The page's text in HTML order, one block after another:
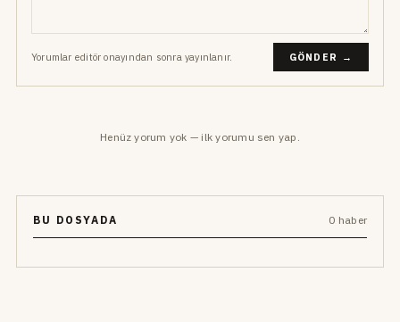
Yorumlar editör onayından sonra yayınlanır. GÖNDER →
Henüz yorum yok — ilk yorumu sen yap.
BU DOSYADA 0 haber